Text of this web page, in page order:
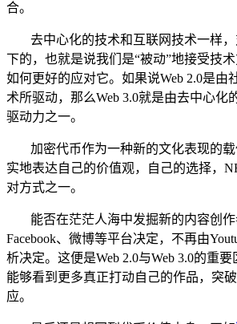
合。
去中心化的技术和互联网技术一样
下的，也就是说我们是“被动”地接受技
如何更好的应对它。如果说Web 2.0是由
术所驱动，那么Web 3.0就是由去中心化
驱动力之一。
加密代币作为一种新的文化表现的
实地表达自己的价值观，自己的选择，
对方式之一。
能否在茫茫人海中发掘新的内容创
Facebook、微博等平台决定，不再由
析决定。这便是Web 2.0与Web 3.0的重
能够看到更多真正打动自己的作品，突
应。